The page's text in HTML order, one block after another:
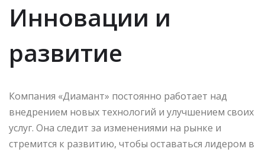
Инновации и
развитие
Компания «Диамант» постоянно работает над
внедрением новых технологий и улучшением своих
услуг. Она следит за изменениями на рынке и
стремится к развитию, чтобы оставаться лидером в